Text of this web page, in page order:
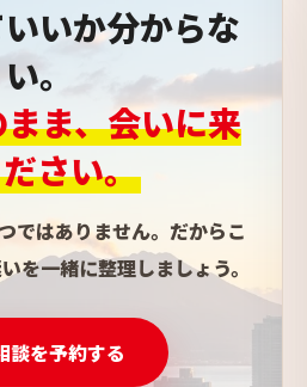
いか分からな
い。
ま、会いに来
さい。
ではありません。だからこ
を一緒に整理しましょう。
談を予約する